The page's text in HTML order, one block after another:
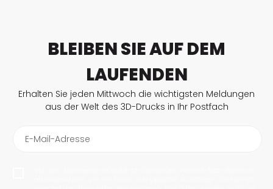
BLEIBEN SIE AUF DEM
LAUFENDEN
Erhalten Sie jeden Mittwoch die wichtigsten Meldungen
aus der Welt des 3D-Drucks in Ihr Postfach
E-Mail-Adresse